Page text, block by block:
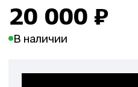
20 000 ₽
В наличии